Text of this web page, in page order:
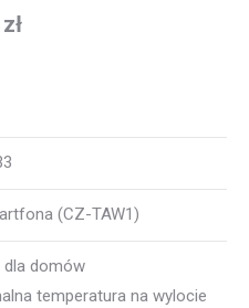
zł
(CZ-TAW1)
dla domów
temperatura na wylocie